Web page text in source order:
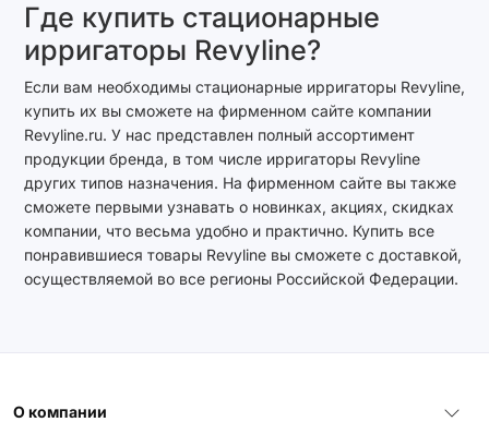
Где купить стационарные
ирригаторы Revyline?
Если вам необходимы стационарные ирригаторы Revyline,
купить их вы сможете на фирменном сайте компании
Revyline.ru. У нас представлен полный ассортимент
продукции бренда, в том числе ирригаторы Revyline
других типов назначения. На фирменном сайте вы также
сможете первыми узнавать о новинках, акциях, скидках
компании, что весьма удобно и практично. Купить все
понравившиеся товары Revyline вы сможете с доставкой,
осуществляемой во все регионы Российской Федерации.
О компании